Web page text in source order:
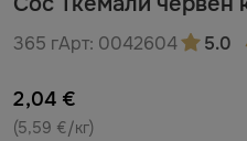
365 гАрт: 0042604 5.0
2,04 €
(5,59 €/кг)